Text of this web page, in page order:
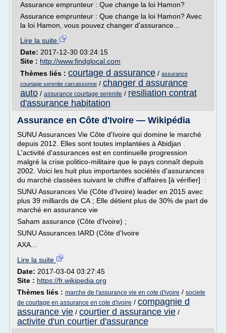
Assurance emprunteur : Que change la loi Hamon?
Assurance emprunteur : Que change la loi Hamon? Avec
la loi Hamon, vous pouvez changer d'assurance...
Lire la suite
Date: 2017-12-30 03:24:15
Site : http://www.findglocal.com
Thèmes liés : courtage d assurance / assurance
courtage serenite carcassonne / changer d assurance
auto / assurance courtage serenite / resiliation contrat
d'assurance habitation
Assurance en Côte d'Ivoire — Wikipédia
SUNU Assurances Vie Côte d'Ivoire qui domine le marché
depuis 2012. Elles sont toutes implantées à Abidjan .
L'activité d'assurances est en continuelle progression
malgré la crise politico-militaire que le pays connaît depuis
2002. Voici les huit plus importantes sociétés d'assurances
du marché classées suivant le chiffre d'affaires [à vérifier] :
SUNU Assurances Vie (Côte d'Ivoire) leader en 2015 avec
plus 39 milliards de CA ; Elle détient plus de 30% de part de
marché en assurance vie
Saham assurance (Côte d'Ivoire) ;
SUNU Assurances IARD (Côte d'Ivoire
AXA...
Lire la suite
Date: 2017-03-04 03:27:45
Site : https://fr.wikipedia.org
Thèmes liés : marche de l'assurance vie en cote d'ivoire / societe
de courtage en assurance en cote d'ivoire / compagnie d
assurance vie / courtier d assurance vie /
activite d'un courtier d'assurance